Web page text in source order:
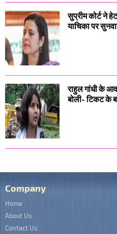
सुप्रीम कोर्ट ने
याचिका पर
राहुल गांधी के
बोली- टिकट के
Company
Home
About Us
Contact Us